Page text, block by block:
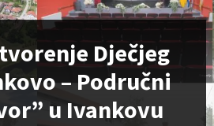
Dječjeg
– Područni
u Ivankovu